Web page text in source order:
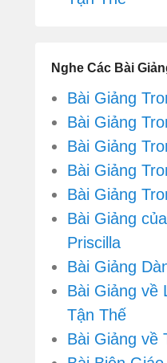
Nghe Các Bài
Bài Giảng
Bài Giảng
Bài Giảng
Bài Giảng
Bài Giảng
Bài Giảng
Priscilla
Bài Giảng
Bài Giảng về
Tận Thế
Bài Giảng về